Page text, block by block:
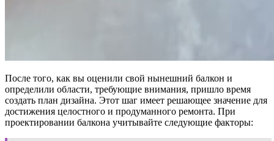
После того, как вы оценили свой нынешний балкон и
определили области, требующие внимания, пришло время
создать план дизайна. Этот шаг имеет решающее значение для
достижения целостного и продуманного ремонта. При
проектировании балкона учитывайте следующие факторы: